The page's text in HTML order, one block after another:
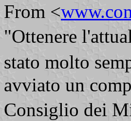
From <
"Ottenere
stato molto
avviato un
Consiglio dei